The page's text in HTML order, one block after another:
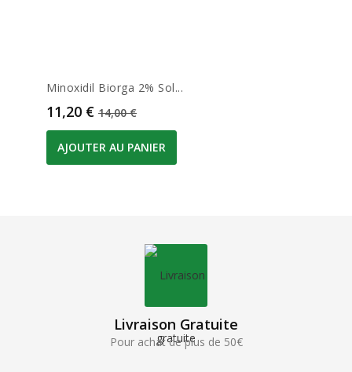
Minoxidil Biorga 2% Sol...
Prix
11,20 € Prix de base
14,00 €
AJOUTER AU PANIER
Livraison Gratuite
Pour achat de plus de 50€